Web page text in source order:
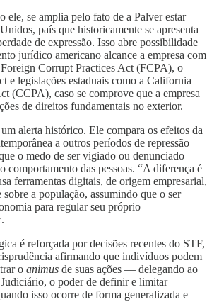
ele, se amplia pelo fato de a Palver estar
país que historicamente se apresenta
de expressão. Isso abre possibilidade
jurídico americano alcance a empresa com
Corrupt Practices Act (FCPA), o
e legislações estaduais como a California
(CCPA), caso se comprove que a empresa
de direitos fundamentais no exterior.
alerta histórico. Ele compara os efeitos da
a outros períodos de repressão
o medo de ser vigiado ou denunciado
comportamento das pessoas. “A diferença é
ferramentas digitais, de origem empresarial,
a população, assumindo que o ser
para regular seu próprio
é reforçada por decisões recentes do STF,
afirmando que indivíduos podem
o animus de suas ações — delegando ao
o poder de definir e limitar
isso ocorre de forma generalizada e